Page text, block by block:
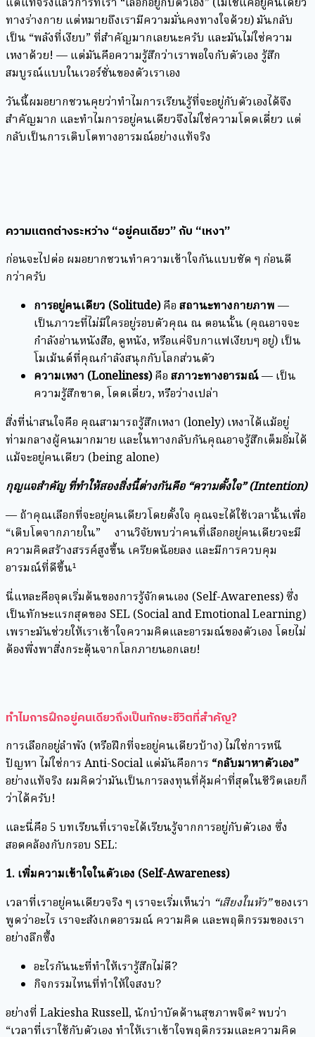
แต่แท้จริงแล้วการที่เรา “เลือกอยู่กับตัวเอง” (ไม่ใช่แค่อยู่คนเดียว
ทางร่างกาย แต่หมายถึงเรามีความมั่นคงทางใจด้วย) มันกลับ
เป็น “พลังที่เงียบ” ที่สำคัญมากเลยนะครับ และมันไม่ใช่ความ
เหงาด้วย! — แต่มันคือความรู้สึกว่าเราพอใจกับตัวเอง รู้สึก
สมบูรณ์แบบในเวอร์ชั่นของตัวเราเอง
วันนี้ผมอยากชวนคุยว่าทำไมการเรียนรู้ที่จะอยู่กับตัวเองได้จึง
สำคัญมาก และทำไมการอยู่คนเดียวจึงไม่ใช่ความโดดเดี่ยว แต่
กลับเป็นการเติบโตทางอารมณ์อย่างแท้จริง
ความแตกต่างระหว่าง “อยู่คนเดียว” กับ “เหงา”
ก่อนจะไปต่อ ผมอยากชวนทำความเข้าใจกันแบบชัด ๆ ก่อนดี
กว่าครับ
การอยู่คนเดียว (Solitude)คือสถานะทางกายภาพ—
เป็นภาวะที่ไม่มีใครอยู่รอบตัวคุณ ณ ตอนนั้น (คุณอาจจะ
กำลังอ่านหนังสือ, ดูหนัง, หรือแค่จิบกาแฟเงียบๆ อยู่) เป็น
โมเม้นต์ที่คุณกำลังสนุกกับโลกส่วนตัว
ความเหงา (Loneliness)คือสภาวะทางอารมณ์— เป็น
ความรู้สึกขาด, โดดเดี่ยว, หรือว่างเปล่า
สิ่งที่น่าสนใจคือ คุณสามารถรู้สึกเหงา (lonely) เหงาได้แม้อยู่
ท่ามกลางผู้คนมากมาย และในทางกลับกันคุณอาจรู้สึกเต็มอิ่มได้
แม้จะอยู่คนเดียว (being alone)
กุญแจสำคัญ ที่ทำให้สองสิ่งนี้ต่างกันคือ “ความตั้งใจ” (Intention)
— ถ้าคุณเลือกที่จะอยู่คนเดียวโดยตั้งใจ คุณจะได้ใช้เวลานั้นเพื่อ
“เติบโตจากภายใน” งานวิจัยพบว่าคนที่เลือกอยู่คนเดียวจะมี
ความคิดสร้างสรรค์สูงขึ้น เครียดน้อยลง และมีการควบคุม
อารมณ์ที่ดีขึ้น¹
นี่แหละคือจุดเริ่มต้นของการรู้จักตนเอง (Self-Awareness) ซึ่ง
เป็นทักษะแรกสุดของ SEL (Social and Emotional Learning)
เพราะมันช่วยให้เราเข้าใจความคิดและอารมณ์ของตัวเอง โดยไม่
ต้องพึ่งพาสิ่งกระตุ้นจากโลกภายนอกเลย!
ทำไมการฝึกอยู่คนเดียวถึงเป็นทักษะชีวิตที่สำคัญ?
การเลือกอยู่ลำพัง (หรือฝึกที่จะอยู่คนเดียวบ้าง) ไม่ใช่การหนี
ปัญหา ไม่ใช่การ Anti-Social แต่มันคือการ“กลับมาหาตัวเอง”
อย่างแท้จริง ผมคิดว่ามันเป็นการลงทุนที่คุ้มค่าที่สุดในชีวิตเลยก็
ว่าได้ครับ!
และนี่คือ 5 บทเรียนที่เราจะได้เรียนรู้จากการอยู่กับตัวเอง ซึ่ง
สอดคล้องกับกรอบ SEL:
1.เพิ่มความเข้าใจในตัวเอง (Self-Awareness)
เวลาที่เราอยู่คนเดียวจริง ๆ เราจะเริ่มเห็นว่า “เสียงในหัว”ของเรา
พูดว่าอะไร เราจะสังเกตอารมณ์ ความคิด และพฤติกรรมของเรา
อย่างลึกซึ้ง
อะไรกันนะที่ทำให้เรารู้สึกไม่ดี?
กิจกรรมไหนที่ทำให้ใจสงบ?
อย่างที่ Lakiesha Russell, นักบำบัดด้านสุขภาพจิต² พบว่า
“เวลาที่เราใช้กับตัวเอง ทำให้เราเข้าใจพฤติกรรมและความคิด